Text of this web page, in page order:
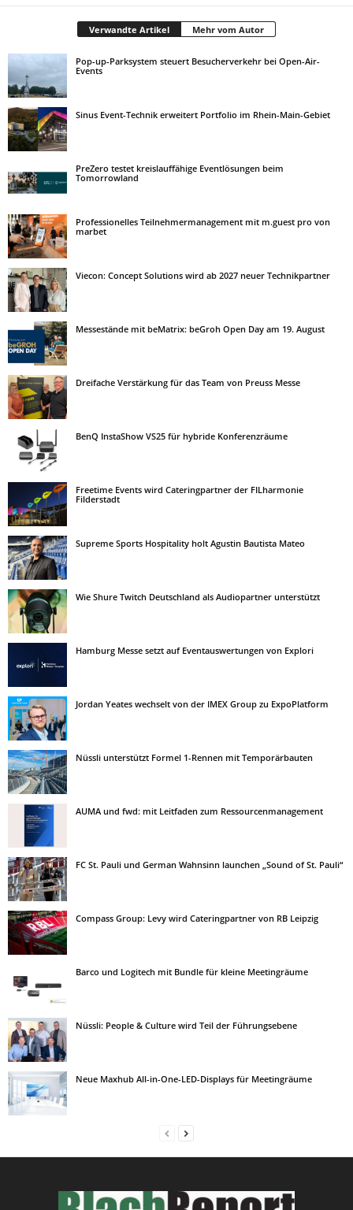
Verwandte Artikel Mehr vom Autor
Pop-up-Parksystem steuert Besucherverkehr bei Open-Air-
Events
Sinus Event-Technik erweitert Portfolio im Rhein-Main-Gebiet
PreZero testet kreislauffähige Eventlösungen beim
Tomorrowland
Professionelles Teilnehmermanagement mit m.guest pro von
marbet
Viecon: Concept Solutions wird ab 2027 neuer Technikpartner
Messestände mit beMatrix: beGroh Open Day am 19. August
Dreifache Verstärkung für das Team von Preuss Messe
BenQ InstaShow VS25 für hybride Konferenzräume
Freetime Events wird Cateringpartner der FILharmonie
Filderstadt
Supreme Sports Hospitality holt Agustin Bautista Mateo
Wie Shure Twitch Deutschland als Audiopartner unterstützt
Hamburg Messe setzt auf Eventauswertungen von Explori
Jordan Yeates wechselt von der IMEX Group zu ExpoPlatform
Nüssli unterstützt Formel 1-Rennen mit Temporärbauten
AUMA und fwd: mit Leitfaden zum Ressourcenmanagement
FC St. Pauli und German Wahnsinn launchen „Sound of St. Pauli“
Compass Group: Levy wird Cateringpartner von RB Leipzig
Barco und Logitech mit Bundle für kleine Meetingräume
Nüssli: People & Culture wird Teil der Führungsebene
Neue Maxhub All-in-One-LED-Displays für Meetingräume